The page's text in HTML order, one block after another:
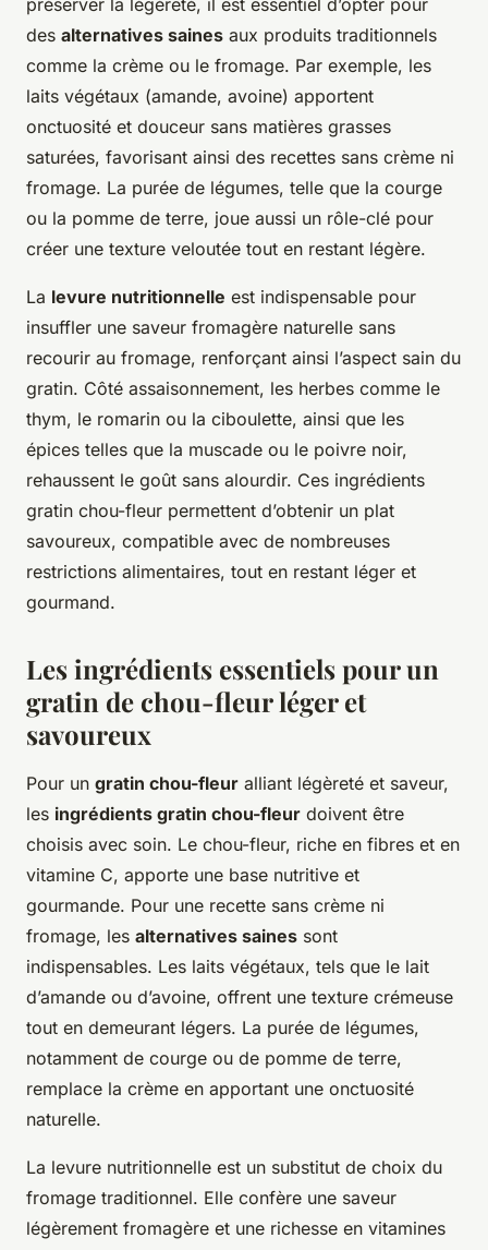
préserver la légèreté, il est essentiel d’opter pour
des alternatives saines aux produits traditionnels
comme la crème ou le fromage. Par exemple, les
laits végétaux (amande, avoine) apportent
onctuosité et douceur sans matières grasses
saturées, favorisant ainsi des recettes sans crème ni
fromage. La purée de légumes, telle que la courge
ou la pomme de terre, joue aussi un rôle-clé pour
créer une texture veloutée tout en restant légère.
La levure nutritionnelle est indispensable pour
insuffler une saveur fromagère naturelle sans
recourir au fromage, renforçant ainsi l’aspect sain du
gratin. Côté assaisonnement, les herbes comme le
thym, le romarin ou la ciboulette, ainsi que les
épices telles que la muscade ou le poivre noir,
rehaussent le goût sans alourdir. Ces ingrédients
gratin chou-fleur permettent d’obtenir un plat
savoureux, compatible avec de nombreuses
restrictions alimentaires, tout en restant léger et
gourmand.
Les ingrédients essentiels pour un
gratin de chou-fleur léger et
savoureux
Pour un gratin chou-fleur alliant légèreté et saveur,
les ingrédients gratin chou-fleur doivent être
choisis avec soin. Le chou-fleur, riche en fibres et en
vitamine C, apporte une base nutritive et
gourmande. Pour une recette sans crème ni
fromage, les alternatives saines sont
indispensables. Les laits végétaux, tels que le lait
d’amande ou d’avoine, offrent une texture crémeuse
tout en demeurant légers. La purée de légumes,
notamment de courge ou de pomme de terre,
remplace la crème en apportant une onctuosité
naturelle.
La levure nutritionnelle est un substitut de choix du
fromage traditionnel. Elle confère une saveur
légèrement fromagère et une richesse en vitamines